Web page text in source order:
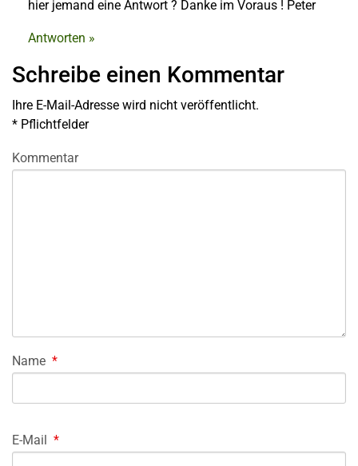
hier jemand eine Antwort ? Danke im Voraus ! Peter
Antworten »
Schreibe einen Kommentar
Ihre E-Mail-Adresse wird nicht veröffentlicht.
* Pflichtfelder
Kommentar
Name *
E-Mail *